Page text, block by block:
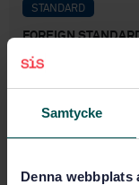
Samtycke
Denna webbplats
STANDARD
FOREIGN
Curtain walling -